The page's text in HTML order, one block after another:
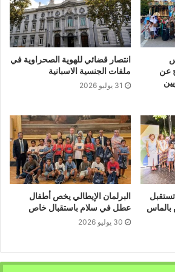
عن
انتصار قضائي للهوية الصحراوية في
ملفات الجنسية الاسبانية
31 يوليو 2026
بالماس
البرلمان الإيطالي يخص أطفال
عطل في سلام باستقبال خاص
30 يوليو 2026